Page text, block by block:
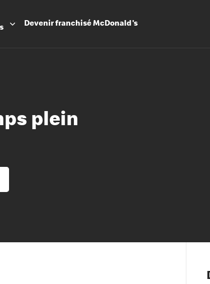
DevenirfranchiséMcDonald's
Les
Notre
plein